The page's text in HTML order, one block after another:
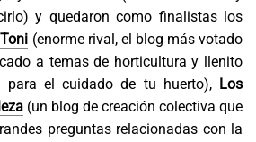
y quedaron como finalistas los
(enorme rival, el blog más votado
a temas de horticultura y llenito
para el cuidado de tu huerto), Los
(un blog de creación colectiva que
preguntas relacionadas con la